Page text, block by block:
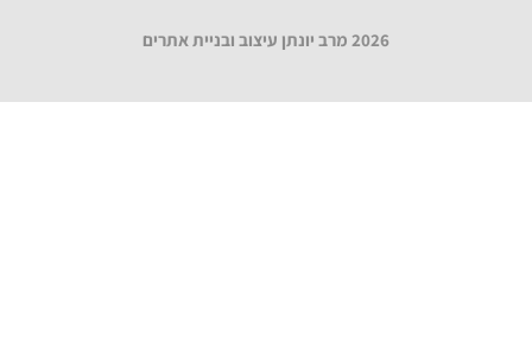
2026 מרב יונתן עיצוב ובניית אתרים